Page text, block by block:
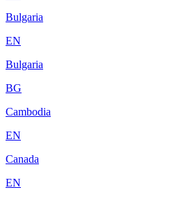
Bulgaria
EN
Bulgaria
BG
Cambodia
EN
Canada
EN